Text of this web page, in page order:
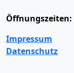
Öffnungszeiten:
Impressum
Datenschutz